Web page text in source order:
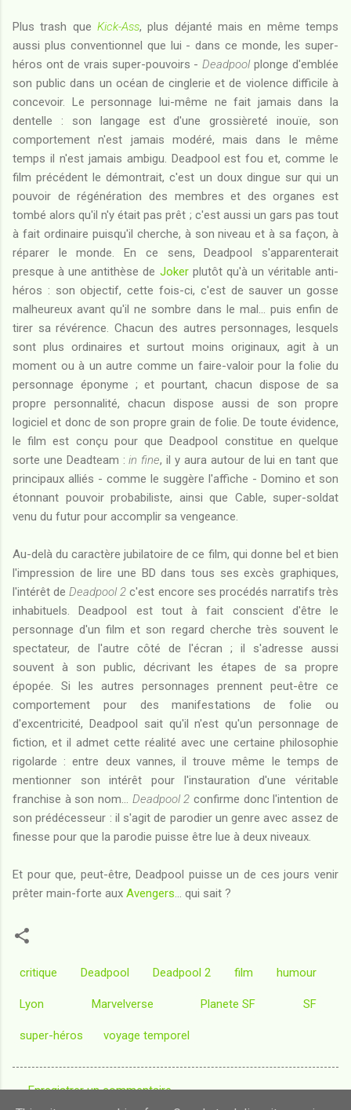
Plus trash que Kick-Ass, plus déjanté mais en même temps
aussi plus conventionnel que lui - dans ce monde, les super-
héros ont de vrais super-pouvoirs -Deadpoolplonge d'emblée
son public dans un océan de cinglerie et de violence difficile à
concevoir. Le personnage lui-même ne fait jamais dans la
dentelle : son langage est d'une grossièreté inouïe, son
comportement n'est jamais modéré, mais dans le même
temps il n'est jamais ambigu. Deadpool est fou et, comme le
film précédent le démontrait, c'est un doux dingue sur qui un
pouvoir de régénération des membres et des organes est
tombé alors qu'il n'y était pas prêt ; c'est aussi un gars pas tout
à fait ordinaire puisqu'il cherche, à son niveau et à sa façon, à
réparer le monde. En ce sens, Deadpool s'apparenterait
presque à une antithèse de Jokerplutôt qu'à un véritable anti-
héros : son objectif, cette fois-ci, c'est de sauver un gosse
malheureux avant qu'il ne sombre dans le mal... puis enfin de
tirer sa révérence. Chacun des autres personnages, lesquels
sont plus ordinaires et surtout moins originaux, agit à un
moment ou à un autre comme un faire-valoir pour la folie du
personnage éponyme ; et pourtant, chacun dispose de sa
propre personnalité, chacun dispose aussi de son propre
logiciel et donc de son propre grain de folie. De toute évidence,
le film est conçu pour que Deadpool constitue en quelque
sorte une Deadteam :in fine, il y aura autour de lui en tant que
principaux alliés - comme le suggère l'affiche - Domino et son
étonnant pouvoir probabiliste, ainsi que Cable, super-soldat
venu du futur pour accomplir sa vengeance.
Au-delà du caractère jubilatoire de ce film, qui donne bel et bien
l'impression de lire une BD dans tous ses excès graphiques,
l'intérêt deDeadpool 2 c'est encore ses procédés narratifs très
inhabituels. Deadpool est tout à fait conscient d'être le
personnage d'un film et son regard cherche très souvent le
spectateur, de l'autre côté de l'écran ; il s'adresse aussi
souvent à son public, décrivant les étapes de sa propre
épopée. Si les autres personnages prennent peut-être ce
comportement pour des manifestations de folie ou
d'excentricité, Deadpool sait qu'il n'est qu'un personnage de
fiction, et il admet cette réalité avec une certaine philosophie
rigolarde : entre deux vannes, il trouve même le temps de
mentionner son intérêt pour l'instauration d'une véritable
franchise à son nom... Deadpool 2 confirme donc l'intention de
son prédécesseur : il s'agit de parodier un genre avec assez de
finesse pour que la parodie puisse être lue à deux niveaux.
Et pour que, peut-être, Deadpool puisse un de ces jours venir
prêter main-forte aux Avengers... qui sait ?
critique Deadpool Deadpool 2 film humour
Lyon Marvelverse Planete SF SF
super-héros voyage temporel
C
Enregistrer un commentaire